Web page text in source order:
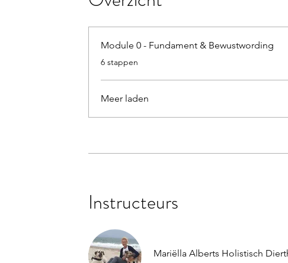
Module 0 - Fundament & Bewustwording
.
6 stappen
Meer laden
Instructeurs
Mariëlla Alberts Holistisch